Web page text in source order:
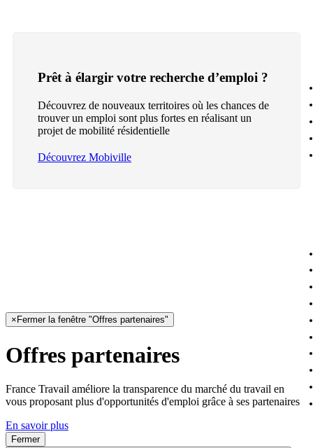
Prêt à élargir votre recherche d’emploi ?
Découvrez de nouveaux territoires où les chances de
trouver un emploi sont plus fortes en réalisant un
projet de mobilité résidentielle
Découvrez Mobiville
× Fermer la fenêtre "Offres partenaires"
Offres partenaires
France Travail améliore la transparence du marché du travail en
vous proposant plus d'opportunités d'emploi grâce à ses partenaires
En savoir plus
Fermer